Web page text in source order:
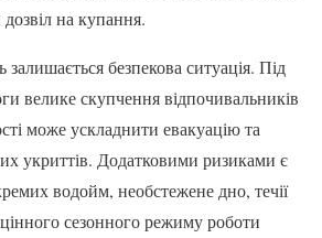
на купання.
безпекова ситуація. Під
велике скупчення відпочивальників
може ускладнити евакуацію та
укриттів. Додатковими ризиками є
водойм, необстежене дно, течії
сезонного режиму роботи